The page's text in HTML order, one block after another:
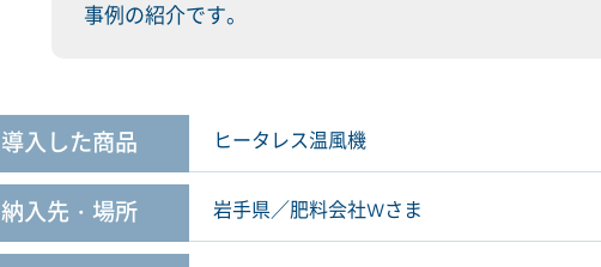
事例の紹介です。
導入した商品 ヒータレス温風機
納入先・場所 岩手県／肥料会社Wさま